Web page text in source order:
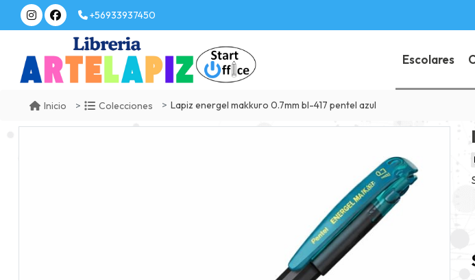
+56933937450
Escolares
Inicio Colecciones Lapiz energel makkuro 0.7mm bl-417 pentel azul